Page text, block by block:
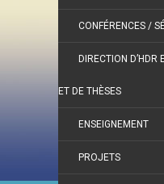
CONFÉRENCES /
DIRECTION D’HDR
ET DE THÈSES
ENSEIGNEMENT
PROJETS